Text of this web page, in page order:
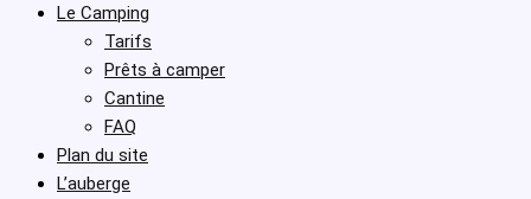
Le Camping
Tarifs
Prêts à camper
Cantine
FAQ
Plan du site
L’auberge